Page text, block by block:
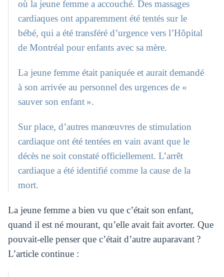
où la jeune femme a accouché. Des massages
cardiaques ont apparemment été tentés sur le
bébé, qui a été transféré d’urgence vers l’Hôpital
de Montréal pour enfants avec sa mère.
La jeune femme était paniquée et aurait demandé
à son arrivée au personnel des urgences de «
sauver son enfant ».
Sur place, d’autres manœuvres de stimulation
cardiaque ont été tentées en vain avant que le
décès ne soit constaté officiellement. L’arrêt
cardiaque a été identifié comme la cause de la
mort.
La jeune femme a bien vu que c’était son enfant,
quand il est né mourant, qu’elle avait fait avorter. Que
pouvait-elle penser que c’était d’autre auparavant ?
L’article continue :